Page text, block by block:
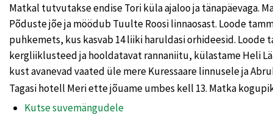
Matkal tutvutakse endise Tori küla ajaloo ja tänapäevaga.
Põduste jõe ja möödub Tuulte Roosi linnaosast. Loode
puhkemets, kus kasvab 14 liiki haruldasi orhideesid. Loode
kergliiklusteed ja hooldatavat rannaniitu, külastame Heli
kust avanevad vaated üle mere Kuressaare linnusele ja
Tagasi hotell Meri ette jõuame umbes kell 13. Matka
Kutse suvemängudele